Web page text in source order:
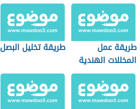
طريقة عمل
المخللات الهندية
طريقة تخليل البصل